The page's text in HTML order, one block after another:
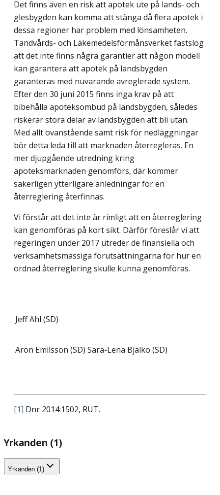
Det finns även en risk att apotek ute på lands- och
glesbygden kan komma att stänga då flera apotek i
dessa regioner har problem med lönsamheten.
Tandvårds- och Läkemedelsförmånsverket fastslog
att det inte finns några garantier att någon modell
kan garantera att apotek på landsbygden
garanteras med nuvarande avreglerade system.
Efter den 30 juni 2015 finns inga krav på att
bibehålla apoteksombud på landsbygden, således
riskerar stora delar av landsbygden att bli utan.
Med allt ovanstående samt risk för nedläggningar
bör detta leda till att marknaden återregleras. En
mer djupgående utredning kring
apoteksmarknaden genomförs, där kommer
säkerligen ytterligare anledningar för en
återreglering återfinnas.
Vi förstår att det inte är rimligt att en återreglering
kan genomföras på kort sikt. Därför föreslår vi att
regeringen under 2017 utreder de finansiella och
verksamhetsmässiga förutsättningarna för hur en
ordnad återreglering skulle kunna genomföras.
Jeff Ahl (SD)
Aron Emilsson (SD) Sara-Lena Bjälkö (SD)
[1] Dnr 2014:1502, RUT.
Yrkanden (1)
Yrkanden (1)